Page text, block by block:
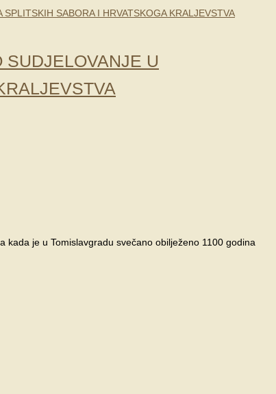
SUDJELOVANJE U
je u Tomislavgradu svečano obilježeno 1100 godina